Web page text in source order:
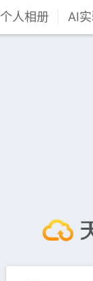
个人相册 AI